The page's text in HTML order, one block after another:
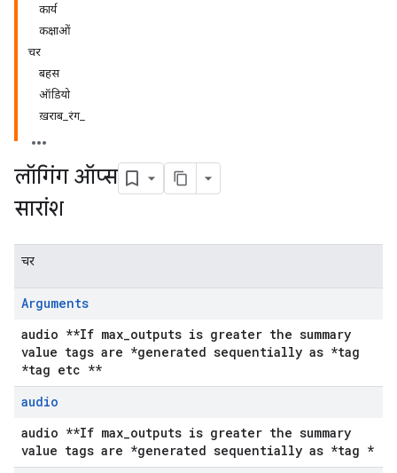
कार्य
कक्षाओं
चर
बहस
ऑडियो
ख़राब_रंग_
लॉगिंग ऑप्स
सारांश
चर
Arguments
audio **If max_outputs is greater the summary
value tags are *generated sequentially as *tag
*tag etc **
audio
audio **If max_outputs is greater the summary
value tags are *generated sequentially as *tag *